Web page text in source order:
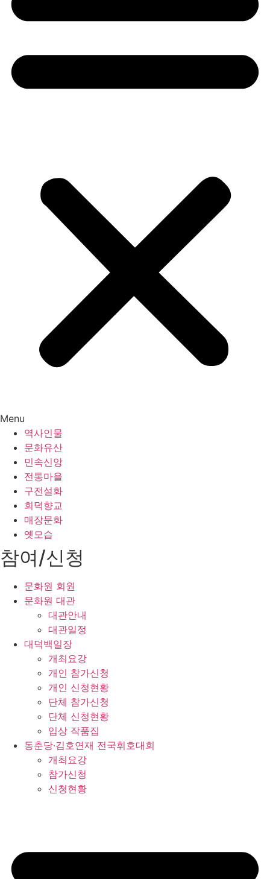
Menu
역사인물
문화유산
민속신앙
전통마을
구전설화
회덕향교
매장문화
옛모습
참여/신청
문화원 회원
문화원 대관
대관안내
대관일정
대덕백일장
개최요강
개인 참가신청
개인 신청현황
단체 참가신청
단체 신청현황
입상 작품집
동춘당·김호연재 전국휘호대회
개최요강
참가신청
신청현황